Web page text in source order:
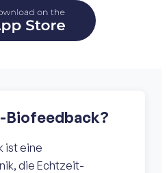
Biofeedback?
ist eine
die Echtzeit-